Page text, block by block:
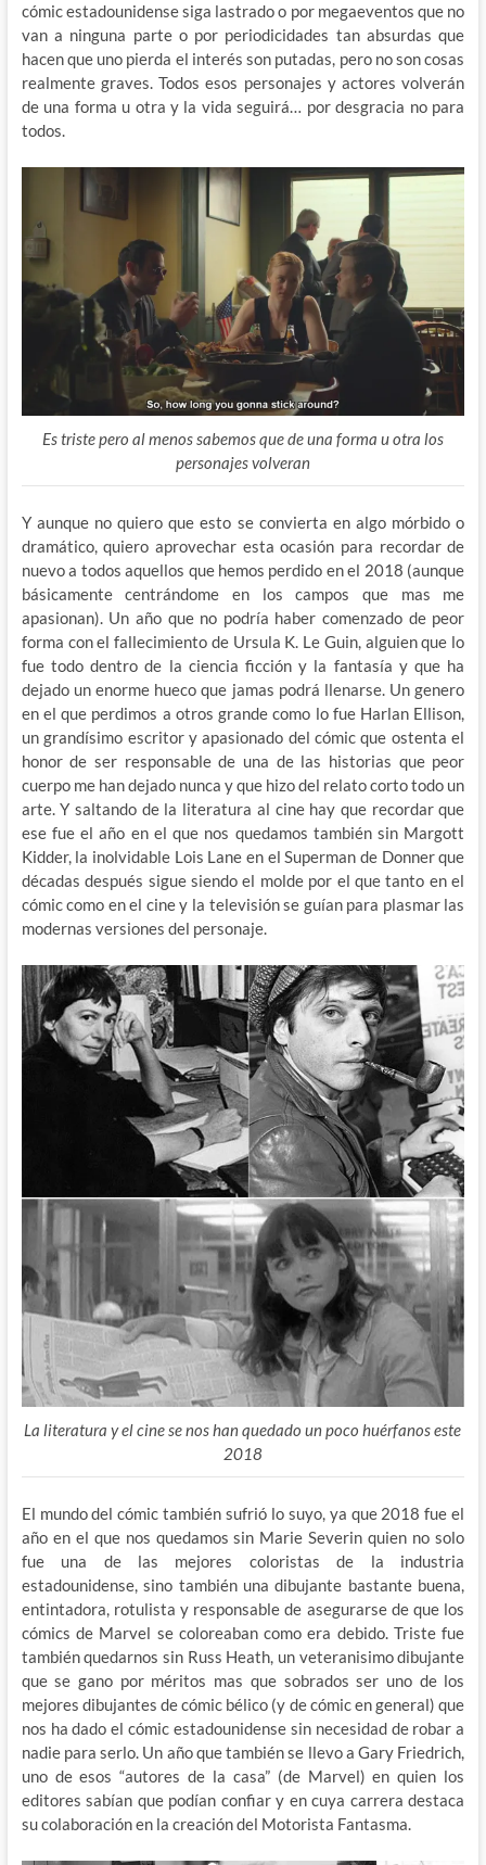
cómic estadounidense siga lastrado o por megaeventos que no
van a ninguna parte o por periodicidades tan absurdas que
hacen que uno pierda el interés son putadas, pero no son cosas
realmente graves. Todos esos personajes y actores volverán
de una forma u otra y la vida seguirá… por desgracia no para
todos.
Es triste pero al menos sabemos que de una forma u otra los
personajes volveran
Y aunque no quiero que esto se convierta en algo mórbido o
dramático, quiero aprovechar esta ocasión para recordar de
nuevo a todos aquellos que hemos perdido en el 2018 (aunque
básicamente centrándome en los campos que mas me
apasionan). Un año que no podría haber comenzado de peor
forma con el fallecimiento de Ursula K. Le Guin, alguien que lo
fue todo dentro de la ciencia ficción y la fantasía y que ha
dejado un enorme hueco que jamas podrá llenarse. Un genero
en el que perdimos a otros grande como lo fue Harlan Ellison,
un grandísimo escritor y apasionado del cómic que ostenta el
honor de ser responsable de una de las historias que peor
cuerpo me han dejado nunca y que hizo del relato corto todo un
arte. Y saltando de la literatura al cine hay que recordar que
ese fue el año en el que nos quedamos también sin Margott
Kidder, la inolvidable Lois Lane en el Superman de Donner que
décadas después sigue siendo el molde por el que tanto en el
cómic como en el cine y la televisión se guían para plasmar las
modernas versiones del personaje.
La literatura y el cine se nos han quedado un poco huérfanos este
2018
El mundo del cómic también sufrió lo suyo, ya que 2018 fue el
año en el que nos quedamos sin Marie Severin quien no solo
fue una de las mejores coloristas de la industria
estadounidense, sino también una dibujante bastante buena,
entintadora, rotulista y responsable de asegurarse de que los
cómics de Marvel se coloreaban como era debido. Triste fue
también quedarnos sin Russ Heath, un veteranisimo dibujante
que se gano por méritos mas que sobrados ser uno de los
mejores dibujantes de cómic bélico (y de cómic en general) que
nos ha dado el cómic estadounidense sin necesidad de robar a
nadie para serlo. Un año que también se llevo a Gary Friedrich,
uno de esos “autores de la casa” (de Marvel) en quien los
editores sabían que podían confiar y en cuya carrera destaca
su colaboración en la creación del Motorista Fantasma.